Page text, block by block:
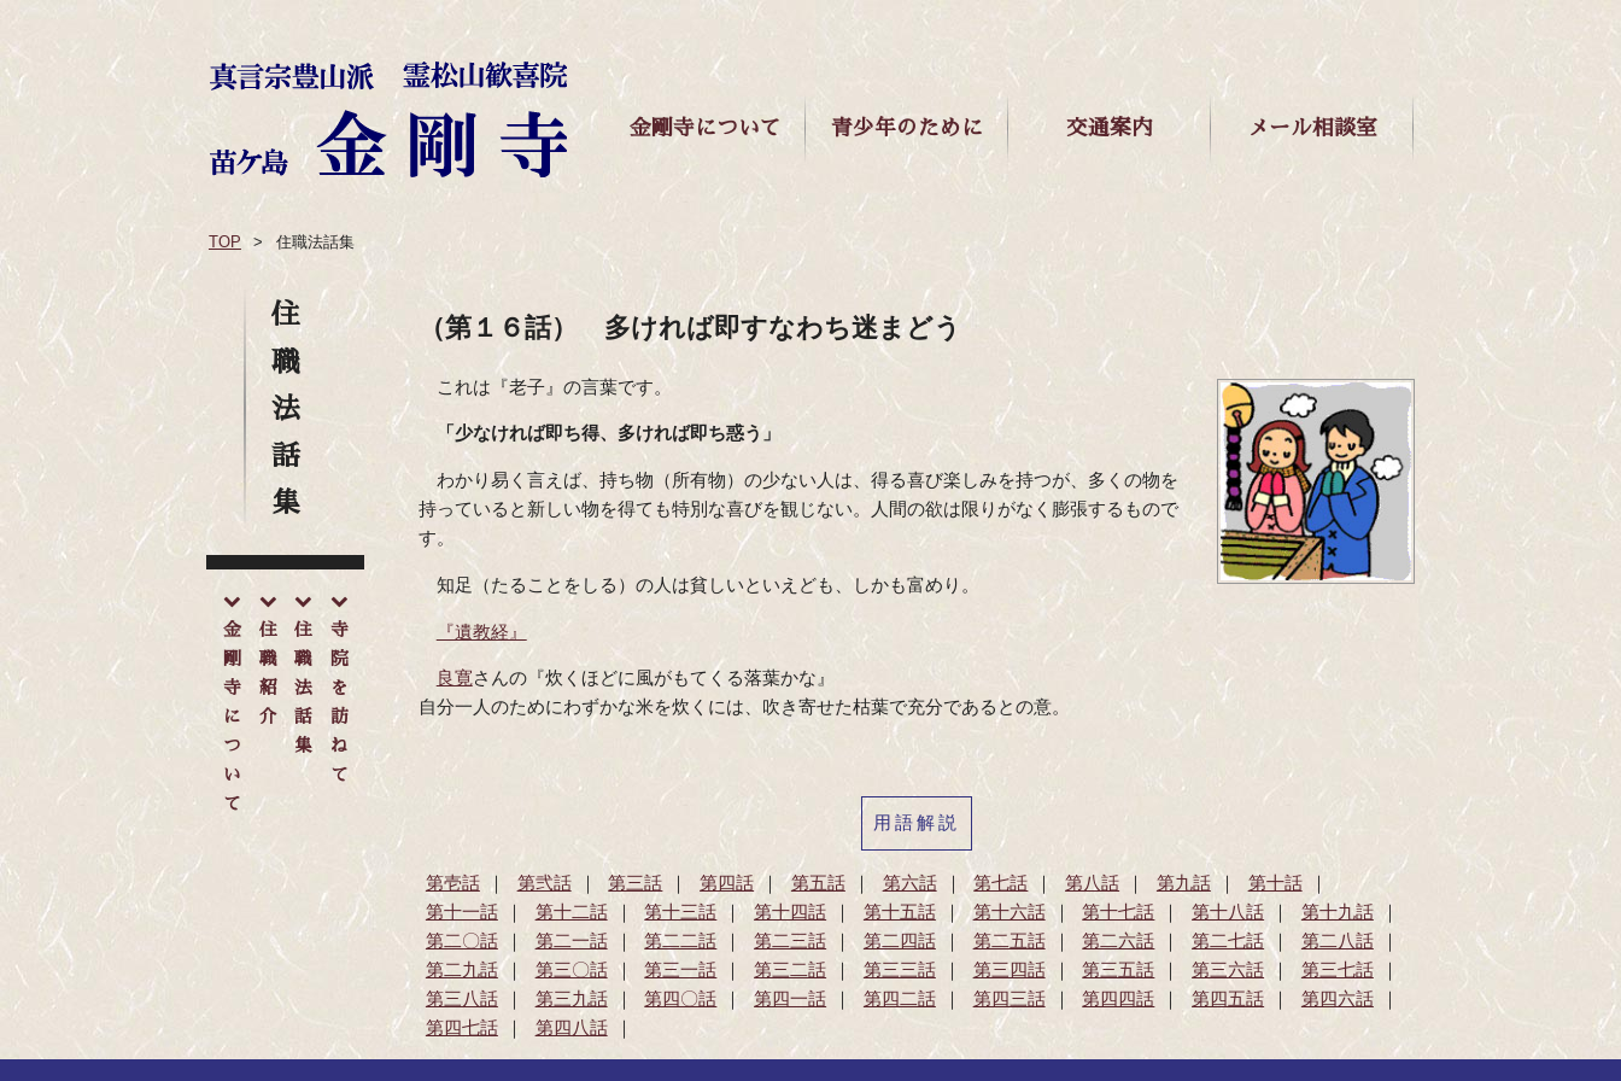
金剛寺について 青少年のために 交通案内 メ ール相談室
TOP 住職法話集
住
職
法
話
集
金
剛
寺
に
つ
い
て
住
職
紹
介
住
職
法
話
集
寺
院
を
訪
ね
て
（第１６話） 多ければ即すなわち迷まどう
これは『老子』の言葉です。
「少なければ即ち得、多ければ即ち惑う」
わかり易く言えば、持ち物（所有物）の少ない人は、得る喜び楽しみを持つが、多くの物を
持っていると新しい物を得ても特別な喜びを観じない。人間の欲は限りがなく膨張するもので
す。
知足（たることをしる）の人は貧しいといえども、しかも富めり。
『遺教経』
良寛さんの『炊くほどに風がもてくる落葉かな』
自分一人のためにわずかな米を炊くには、吹き寄せた枯葉で充分であるとの意。
用語解説
第壱話 第弐話 第三話 第四話 第五話 第六話 第七話 第八話 第九話
第十話
第十一話
第十二話 第十三話 第十四話 第十五話 第十六話 第十七話 第十八話
第十九話
第二〇話
第二一話 第二二話 第二三話 第二四話 第二五話 第二六話 第二七話
第二八話
第二九話
第三〇話 第三一話 第三二話 第三三話 第三四話 第三五話 第三六話
第三七話
第三八話
第三九話 第四〇話 第四一話 第四二話 第四三話 第四四話 第四五話
第四六話
第四七話
第四八話